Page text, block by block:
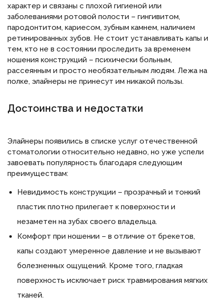
характер и связаны с плохой гигиеной или
заболеваниями ротовой полости – гингивитом,
пародонтитом, кариесом, зубным камнем, наличием
ретинированных зубов. Не стоит устанавливать капы и
тем, кто не в состоянии проследить за временем
ношения конструкций – психически больным,
рассеянным и просто необязательным людям. Лежа на
полке, элайнеры не принесут им никакой пользы.
Достоинства и недостатки
Элайнеры появились в списке услуг отечественной
стоматологии относительно недавно, но уже успели
завоевать популярность благодаря следующим
преимуществам:
Невидимость конструкции – прозрачный и тонкий
пластик плотно прилегает к поверхности и
незаметен на зубах своего владельца.
Комфорт при ношении – в отличие от брекетов,
капы создают умеренное давление и не вызывают
болезненных ощущений. Кроме того, гладкая
поверхность исключает риск травмирования мягких
тканей.